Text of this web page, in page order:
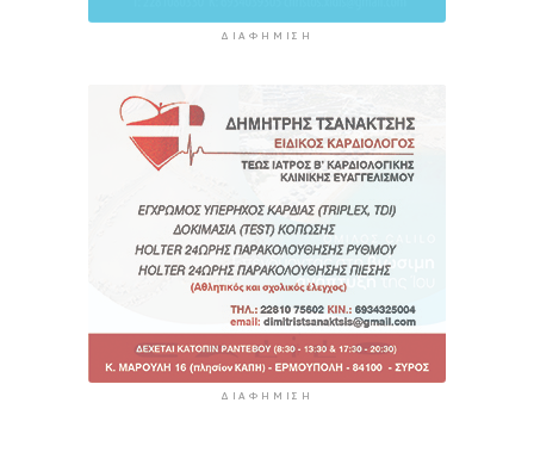
ΔΙΑΦΉΜΙΣΗ
ΔΙΑΦΉΜΙΣΗ